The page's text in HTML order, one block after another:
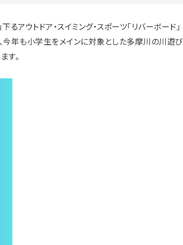
アウトドア・スイミング・スポーツ「リバーボード」
今年も小学生をメインに対象とした多摩川の川遊び
す。